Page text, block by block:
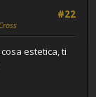
#22
estetica, ti